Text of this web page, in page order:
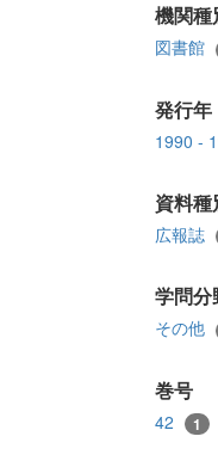
機関種
図書館
発行年
1990 -
資料種
広報誌
学問分
その他
巻号
42 1